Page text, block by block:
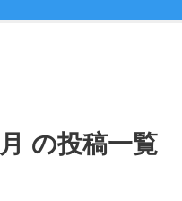
の投稿一覧